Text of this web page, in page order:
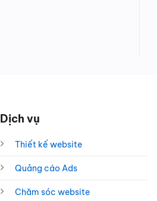
Dịch vụ
Thiết kế website
Quảng cáo Ads
Chăm sóc website